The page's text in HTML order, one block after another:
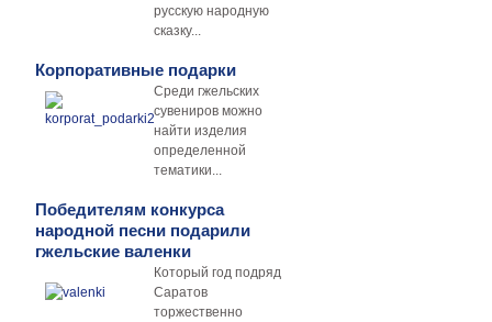
русскую народную
сказку...
Корпоративные подарки
Среди гжельских
сувениров можно
найти изделия
определенной
тематики...
Победителям конкурса
народной песни подарили
гжельские валенки
Который год подряд
Саратов
торжественно